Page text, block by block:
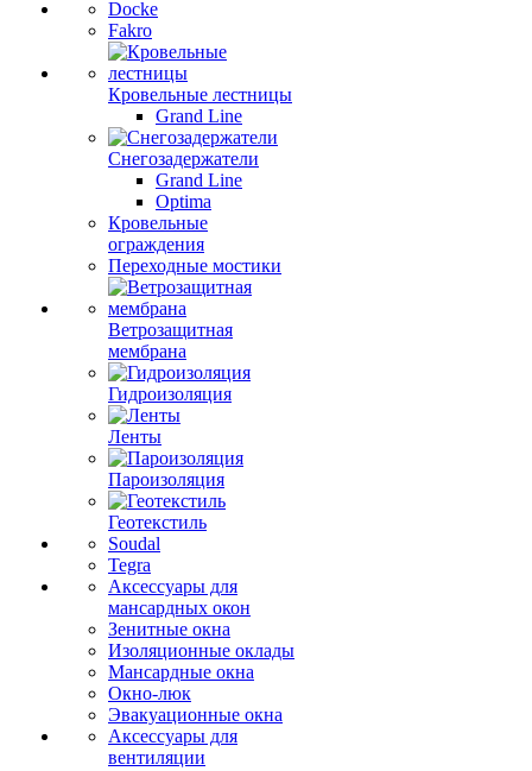
Docke
Fakro
Кровельные лестницы
Grand Line
Снегозадержатели
Grand Line
Optima
Кровельные
ограждения
Переходные мостики
Ветрозащитная
мембрана
Гидроизоляция
Ленты
Пароизоляция
Геотекстиль
Soudal
Tegra
Аксессуары для
мансардных окон
Зенитные окна
Изоляционные оклады
Мансардные окна
Окно-люк
Эвакуационные окна
Аксессуары для
вентиляции